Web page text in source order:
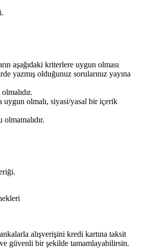
aşağıdaki kriterlere uygun olması
yazmış olduğunuz sorularınız yayına
uygun olmalı, siyasi/yasal bir içerik
alışverişini kredi kartına taksit
güvenli bir şekilde tamamlayabilirsin.